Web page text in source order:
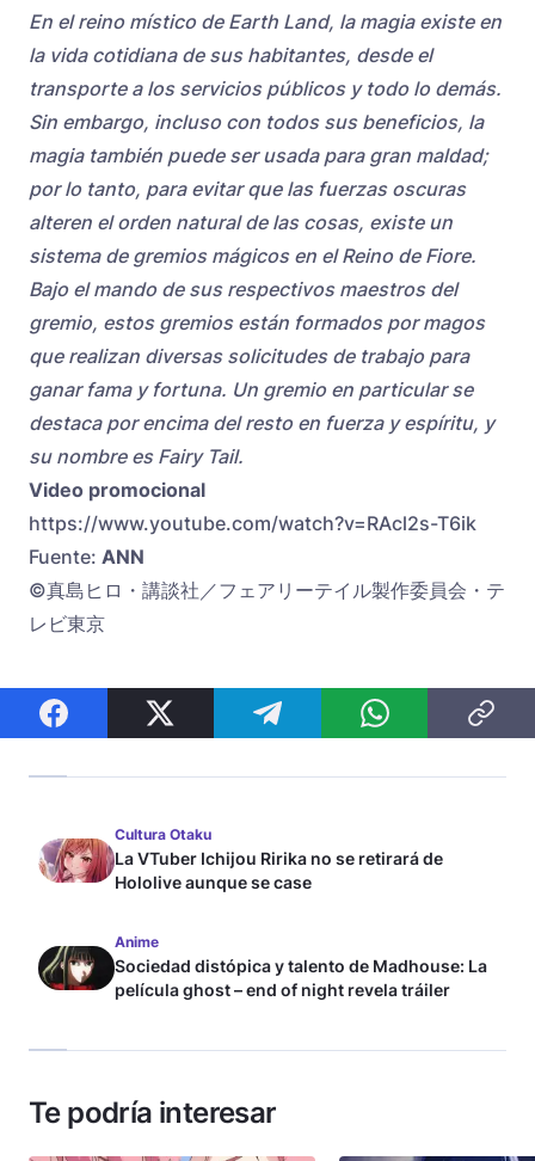
En el reino místico de Earth Land, la magia existe en
la vida cotidiana de sus habitantes, desde el
transporte a los servicios públicos y todo lo demás.
Sin embargo, incluso con todos sus beneficios, la
magia también puede ser usada para gran maldad;
por lo tanto, para evitar que las fuerzas oscuras
alteren el orden natural de las cosas, existe un
sistema de gremios mágicos en el Reino de Fiore.
Bajo el mando de sus respectivos maestros del
gremio, estos gremios están formados por magos
que realizan diversas solicitudes de trabajo para
ganar fama y fortuna. Un gremio en particular se
destaca por encima del resto en fuerza y ​​espíritu, y
su nombre es Fairy Tail.
Video promocional
https://www.youtube.com/watch?v=RAcl2s-T6ik
Fuente: ANN
©真島ヒロ・講談社／フェアリーテイル製作委員会・テ
レビ東京
Cultura Otaku
La VTuber Ichijou Ririka no se retirará de
Hololive aunque se case
Anime
Sociedad distópica y talento de Madhouse: La
película ghost – end of night revela tráiler
Te podría interesar